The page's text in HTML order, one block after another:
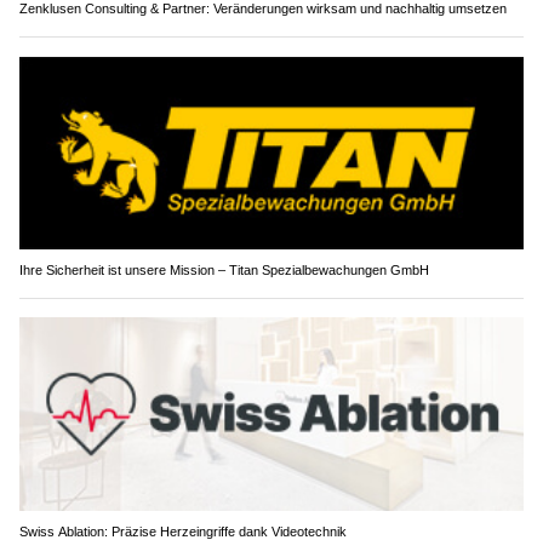
Zenklusen Consulting & Partner: Veränderungen wirksam und nachhaltig umsetzen
Ihre Sicherheit ist unsere Mission – Titan Spezialbewachungen GmbH
Swiss Ablation: Präzise Herzeingriffe dank Videotechnik